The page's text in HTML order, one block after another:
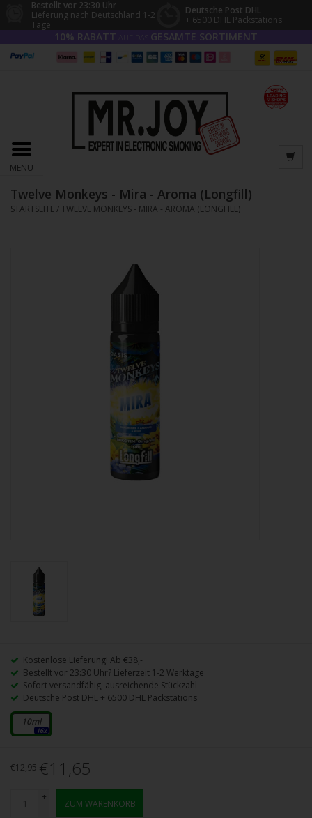
Bestellt vor 23:30 Uhr
Lieferung nach Deutschland 1-2
Tage
Deutsche Post DHL
+ 6500 DHL Packstations
10% RABATT GESAMTE SORTIMENT
MENU
Twelve Monkeys - Mira - Aroma (Longfill)
STARTSEITE /TWELVE MONKEYS - MIRA - AROMA (LONGFILL)
Kostenlose Lieferung! Ab €38,-
Bestellt vor 23:30 Uhr? Lieferzeit 1-2 Werktage
Sofort versandfähig, ausreichende Stückzahl
Deutsche Post DHL + 6500 DHL Packstations
10ml
16x
€12,95 €11,65
+
-
ZUM WARENKORB